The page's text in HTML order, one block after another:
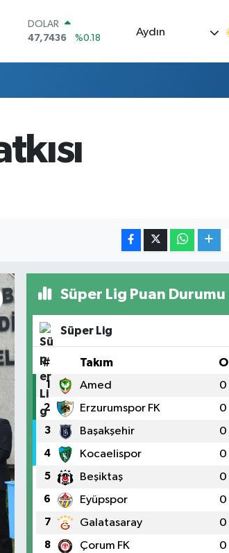
DOLAR
47,7436
%0.18
BİST100
13.779
%-14
BITCOIN
Aydın
Süper Lig Puan Durumu
Süper Lig
# Takım O
1 Amed 0
2 Erzurumspor FK 0
3 Başakşehir 0
4 Kocaelispor 0
5 Beşiktaş 0
6 Eyüpspor 0
7 Galatasaray 0
8 Çorum FK 0